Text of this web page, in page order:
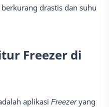
drastis dan suhu
Freezer di
aplikasi Freezeryang